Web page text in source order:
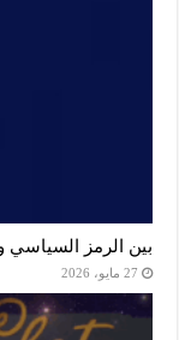
بين الرمز السياسي
27 مايو، 2026